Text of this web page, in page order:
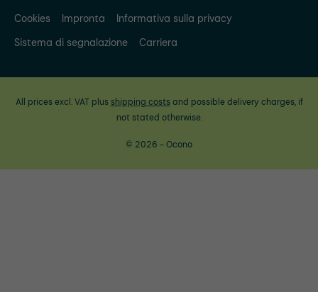
Cookies Impronta
Informativa sulla privacy
Sistema di segnalazione
Carriera
All prices excl. VAT plus shipping costsand possible delivery charges, if
not stated otherwise.
© 2026 - Ocono